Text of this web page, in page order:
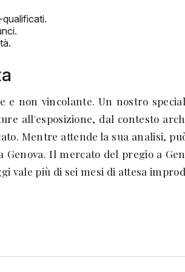
e non vincolante. Un nostro
all'esposizione, dal contesto
Mentre attende la sua analisi,
Il mercato del pregio a
vale più di sei mesi di attesa